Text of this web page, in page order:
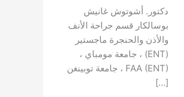
دكتور. أشوتوش غانيش
بوسالكار قسم جراحة الأنف
والأذن والحنجرة ماجستير
(ENT) ، جامعة مومباي ،
FAA (ENT) ، جامعة توبينغن
[…]